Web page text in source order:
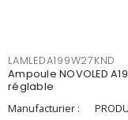
LAMLEDA199W27KND
Ampoule NOVOLED
réglable
Manufacturier :